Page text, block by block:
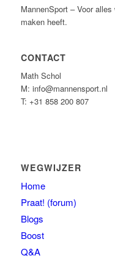
MannenSport – Voor
maken heeft.
CONTACT
Math Schol
M: info@mannensport.nl
T: +31 858 200 807
WEGWIJZER
Home
Praat! (forum)
Blogs
Boost
Q&A